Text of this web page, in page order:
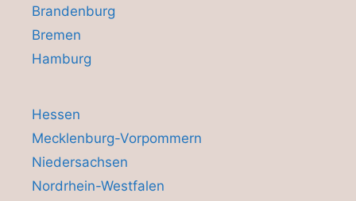
Brandenburg
Bremen
Hamburg
Hessen
Mecklenburg-Vorpommern
Niedersachsen
Nordrhein-Westfalen